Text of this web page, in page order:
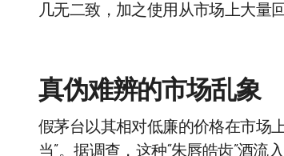
几无二致，加之使用从市场上大量
真伪难辨的市场乱象
假茅台以其相对低廉的价格在市场
当”。据调查，这种“朱唇皓齿”酒